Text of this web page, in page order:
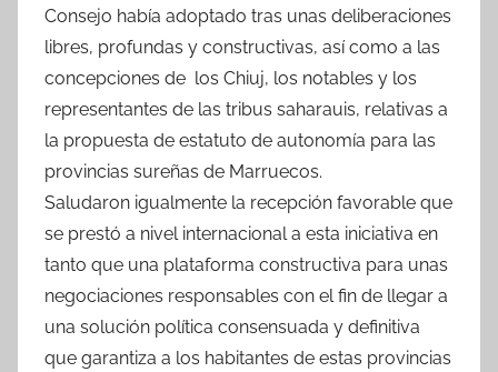
Consejo había adoptado tras unas deliberaciones
libres, profundas y constructivas, así como a las
concepciones de los Chiuj, los notables y los
representantes de las tribus saharauis, relativas a
la propuesta de estatuto de autonomía para las
provincias sureñas de Marruecos.
Saludaron igualmente la recepción favorable que
se prestó a nivel internacional a esta iniciativa en
tanto que una plataforma constructiva para unas
negociaciones responsables con el fin de llegar a
una solución política consensuada y definitiva
que garantiza a los habitantes de estas provincias